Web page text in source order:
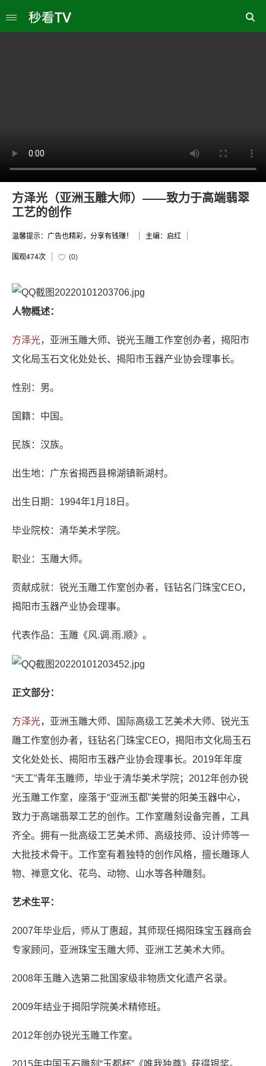
方泽光（亚洲玉雕大师）——致力于高端翡翠
工艺的创作
温馨提示：广告也精彩，分享有钱赚！ 主编：启红
围观474次 (0)
人物概述：
方泽光，亚洲玉雕大师、锐光玉雕工作室创办者，揭阳市
文化局玉石文化处处长、揭阳市玉器产业协会理事长。
性别：男。
国籍：中国。
民族：汉族。
出生地：广东省揭西县棉湖镇新湖村。
出生日期：1994年1月18日。
毕业院校：清华美术学院。
职业：玉雕大师。
贡献成就：锐光玉雕工作室创办者，钰钻名门珠宝CEO，
揭阳市玉器产业协会理事。
代表作品：玉雕《风.调.雨.顺》。
正文部分：
方泽光，亚洲玉雕大师、国际高级工艺美术大师、锐光玉
雕工作室创办者，钰钻名门珠宝CEO，揭阳市文化局玉石
文化处处长、揭阳市玉器产业协会理事长。2019年年度
“天工”青年玉雕师，毕业于清华美术学院；2012年创办锐
光玉雕工作室，座落于“亚洲玉都”美誉的阳美玉器中心，
致力于高端翡翠工艺的创作。工作室雕刻设备完善，工具
齐全。拥有一批高级工艺美术师、高级技师、设计师等一
大批技术骨干。工作室有着独特的创作风格，擅长雕琢人
物、禅意文化、花鸟、动物、山水等各种雕刻。
艺术生平：
2007年毕业后，师从丁惠超，其师现任揭阳珠宝玉器商会
专家顾问，亚洲珠宝玉雕大师、亚洲工艺美术大师。
2008年玉雕入选第二批国家级非物质文化遗产名录。
2009年结业于揭阳学院美术精修班。
2012年创办锐光玉雕工作室。
2015年中国玉石雕刻“玉都杯”《唯我独尊》获得银奖。